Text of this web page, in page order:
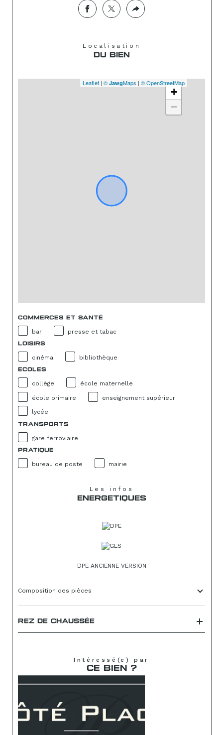
Localisation
DU BIEN
+
−
Leaflet | © JawgMaps | © OpenStreetMap
COMMERCES ET SANTÉ
bar presse et tabac
LOISIRS
cinéma bibliothèque
ECOLES
collège école maternelle
école primaire enseignement supérieur
lycée
TRANSPORTS
gare ferroviaire
PRATIQUE
bureau de poste mairie
Les infos
ENERGETIQUES
DPE ANCIENNE VERSION
Composition des pièces
REZ DE CHAUSSÉE
Intéressé(e) par
CE BIEN ?